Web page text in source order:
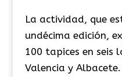
La actividad, que
undécima edición,
100 tapices en seis
Valencia y